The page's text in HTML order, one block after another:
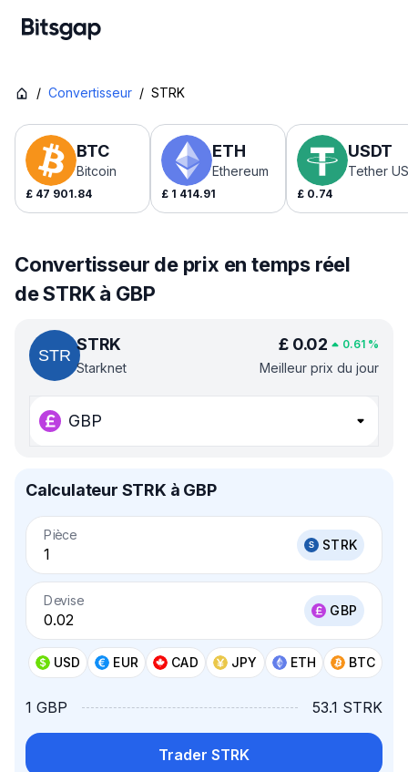
/ Convertisseur / STRK
BTC
Bitcoin
£ 47 901.84
ETH
Ethereum
£ 1 414.91
USDT
Tether
£ 0.74
Convertisseur de prix en temps réel
de STRK à GBP
STRK
Starknet
£ 0.02 0.61 %
Meilleur prix du jour
GBP
Calculateur STRK à GBP
Pièce
STRK
Devise
GBP
USD EUR CAD JPY ETH BTC
1 GBP 53.1 STRK
Trader STRK